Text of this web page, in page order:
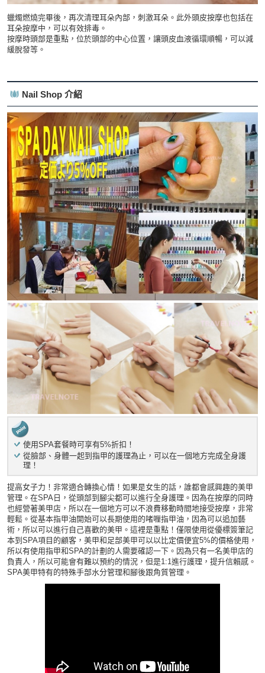
蠟燭燃燒完畢後，再次清理耳朵內部，刺激耳朵。此外頭皮按摩也包括在
耳朵按摩中，可以有效排毒。
按摩時頭部是重點，位於頭部的中心位置，讓頭皮血液循環順暢，可以減
緩脫發等。
Nail Shop 介紹
使用SPA套餐時可享有5%折扣！
從臉部、身體一起到指甲的護理為止，可以在一個地方完成全身護
理！
提高女子力！非常適合轉換心情！如果是女生的話，誰都會感興趣的美甲
管理。在SPA日，從頭部到腳尖都可以進行全身護理。因為在按摩的同時
也經營著美甲店，所以在一個地方可以不浪費移動時間地接受按摩，非常
輕鬆。從基本指甲油開始可以長期使用的啫喱指甲油，因為可以追加藝
術，所以可以進行自己喜歡的美甲。這裡是重點！僅限使用從優標簽筆記
本到SPA項目的顧客，美甲和足部美甲可以以比定價便宜5%的價格使用，
所以有使用指甲和SPA的計劃的人需要確認一下。因為只有一名美甲店的
負責人，所以可能會有難以預約的情況，但是1:1進行護理，提升信賴感。
SPA美甲特有的特殊手部水分管理和腳後跟角質管理。